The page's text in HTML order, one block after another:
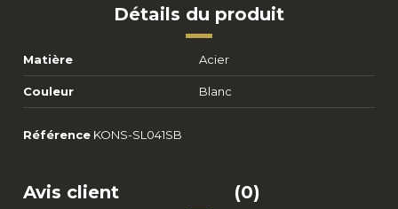
Détails du produit
Matière Acier
Couleur Blanc
Référence KONS-SL041SB
Avis client (0)